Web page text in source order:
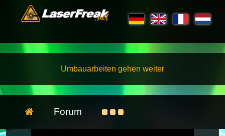
Umbauarbeiten gehen weiter
Forum